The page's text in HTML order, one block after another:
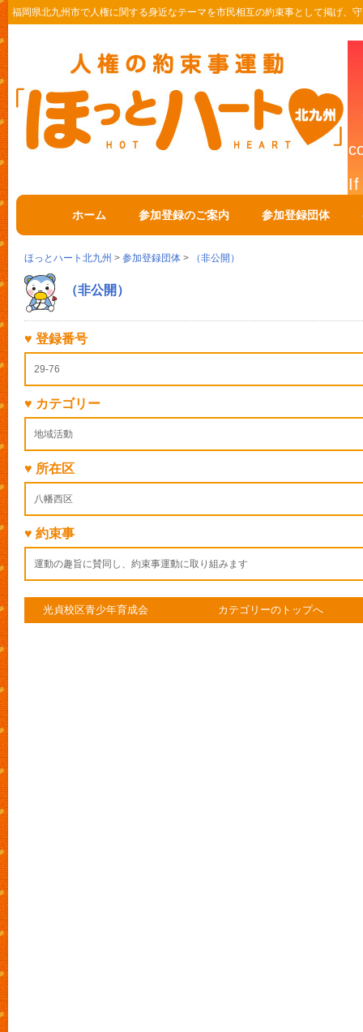
福岡県北九州市で人権に関する身近なテーマを市民相互の約束事として掲げ、
ホーム 参加登録のご案内 参加登録団体
ほっとハート北九州 > 参加登録団体 > （非公開）
（非公開）
♥ 登録番号
29-76
♥ カテゴリー
地域活動
♥ 所在区
八幡西区
♥ 約束事
運動の趣旨に賛同し、約束事運動に取り組みます
光貞校区青少年育成会 カテゴリーのトップへ